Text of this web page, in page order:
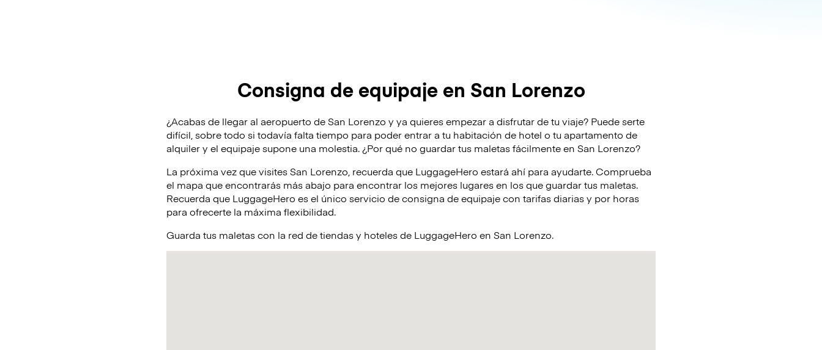
Consigna de equipaje en San Lorenzo
¿Acabas de llegar al aeropuerto de San Lorenzo y ya quieres empezar a disfrutar de tu viaje? Puede serte
difícil, sobre todo si todavía falta tiempo para poder entrar a tu habitación de hotel o tu apartamento de
alquiler y el equipaje supone una molestia. ¿Por qué no guardar tus maletas fácilmente en San Lorenzo?
La próxima vez que visites San Lorenzo, recuerda que LuggageHero estará ahí para ayudarte. Comprueba
el mapa que encontrarás más abajo para encontrar los mejores lugares en los que guardar tus maletas.
Recuerda que LuggageHero es el único servicio de consigna de equipaje con tarifas diarias y por horas
para ofrecerte la máxima flexibilidad.
Guarda tus maletas con la red de tiendas y hoteles de LuggageHero en San Lorenzo.